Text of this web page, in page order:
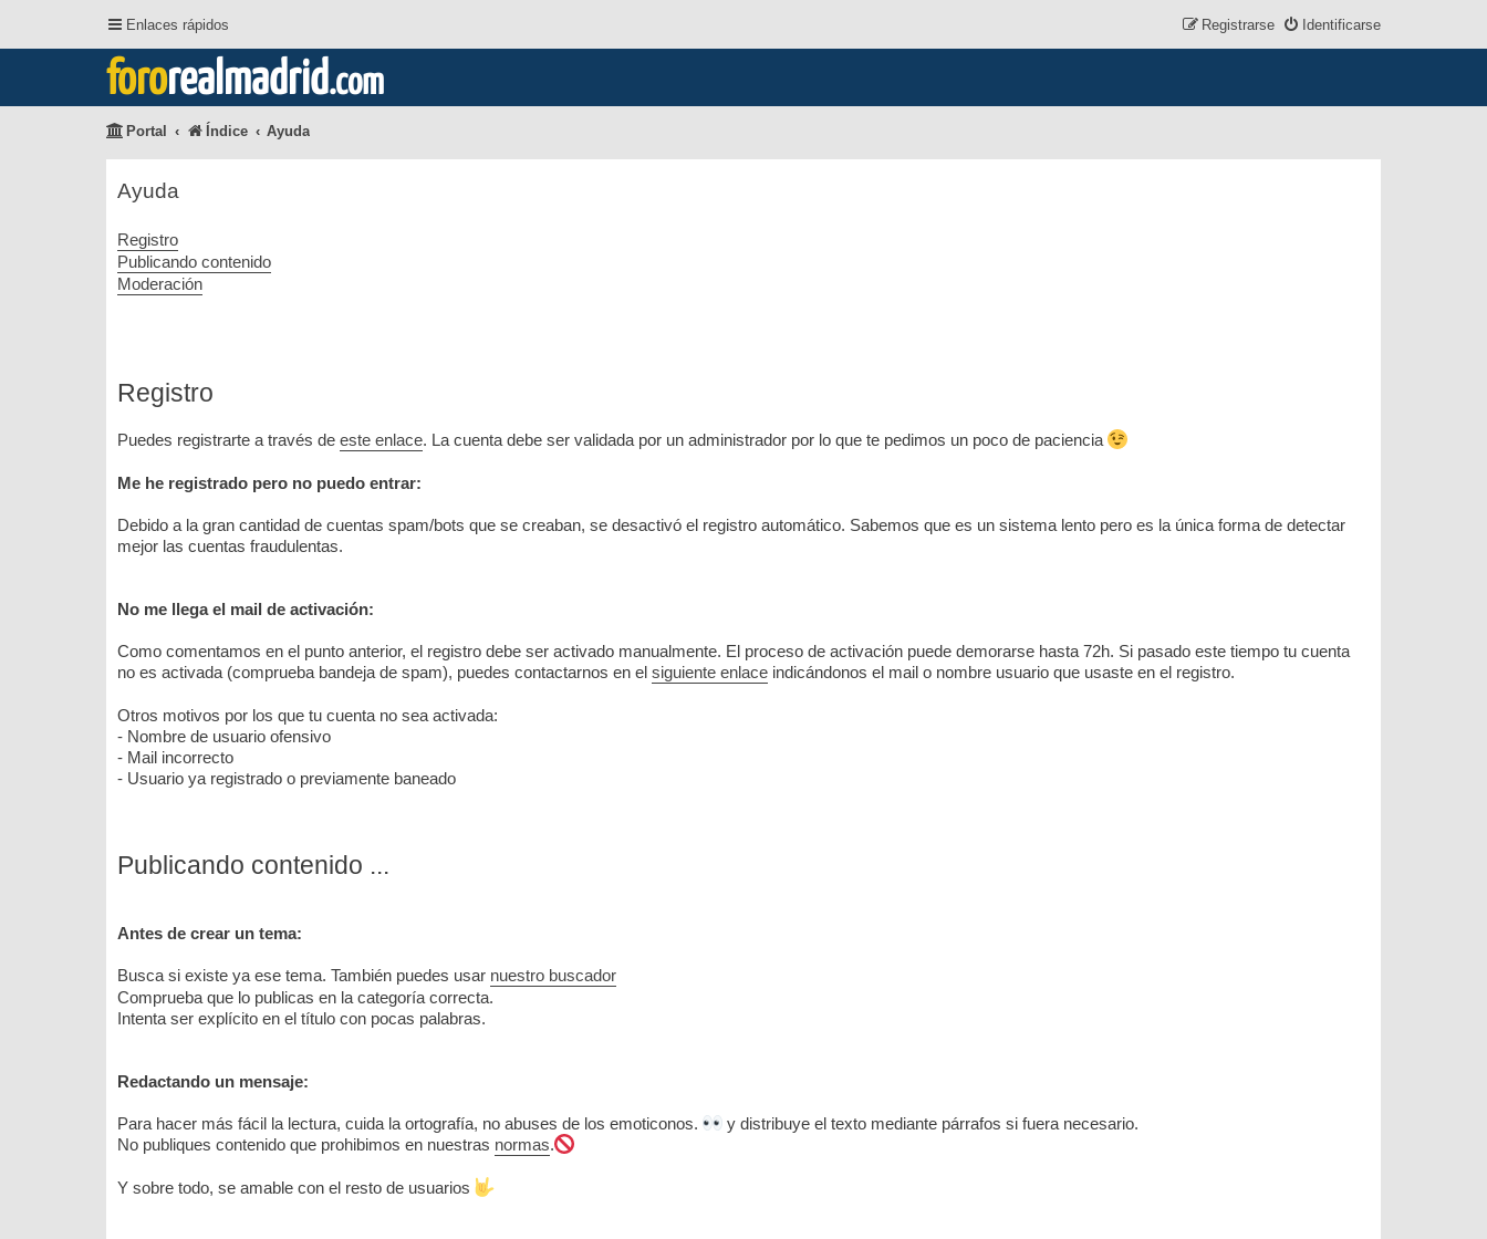
Enlaces rápidos Identificarse
Registrarse
fororealmadrid.com
Portal Índice Ayuda
Ayuda
Registro
Publicando contenido
Moderación
Registro
Puedes registrarte a través de este enlace. La cuenta debe ser validada por un administrador por lo que te pedimos un poco de paciencia
Me he registrado pero no puedo entrar:
Debido a la gran cantidad de cuentas spam/bots que se creaban, se desactivó el registro automático. Sabemos que es un sistema lento pero es la única forma de detectar
mejor las cuentas fraudulentas.
No me llega el mail de activación:
Como comentamos en el punto anterior, el registro debe ser activado manualmente. El proceso de activación puede demorarse hasta 72h. Si pasado este tiempo tu cuenta
no es activada (comprueba bandeja de spam), puedes contactarnos en el siguiente enlace indicándonos el mail o nombre usuario que usaste en el registro.
Otros motivos por los que tu cuenta no sea activada:
- Nombre de usuario ofensivo
- Mail incorrecto
- Usuario ya registrado o previamente baneado
Publicando contenido ...
Antes de crear un tema:
Busca si existe ya ese tema. También puedes usar nuestro buscador
Comprueba que lo publicas en la categoría correcta.
Intenta ser explícito en el título con pocas palabras.
Redactando un mensaje:
Para hacer más fácil la lectura, cuida la ortografía, no abuses de los emoticonos.
y distribuye el texto mediante párrafos si fuera necesario.
No publiques contenido que prohibimos en nuestras normas.
Y sobre todo, se amable con el resto de usuarios